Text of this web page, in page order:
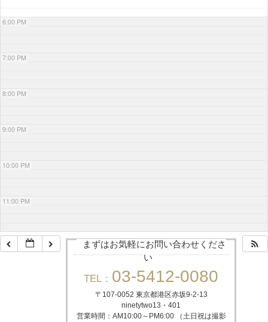
6:00 PM
7:00 PM
8:00 PM
9:00 PM
10:00 PM
11:00 PM
まずはお気軽にお問い合わせくださ
い
TEL： 03-5412-0080
〒107-0052 東京都港区赤坂9-2-13
ninetytwo13・401
営業時間：AM10:00～PM6:00 （土日祝は撮影